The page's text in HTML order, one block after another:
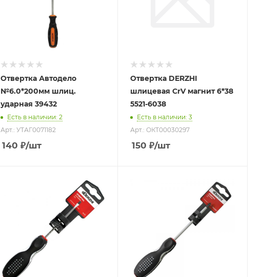
Отвертка Автодело
№6.0*200мм шлиц.
ударная 39432
Есть в наличии: 2
Арт.: УТАГ0071182
140 ₽/шт
Отвертка DERZHI
шлицевая CrV магнит 6*38
5521-6038
Есть в наличии: 3
Арт.: ОКТ00030297
150 ₽/шт